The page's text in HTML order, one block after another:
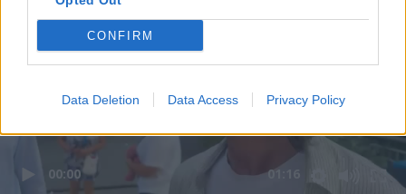
CONFIRM
Data Deletion Data Access Privacy Policy
00:00 01:16